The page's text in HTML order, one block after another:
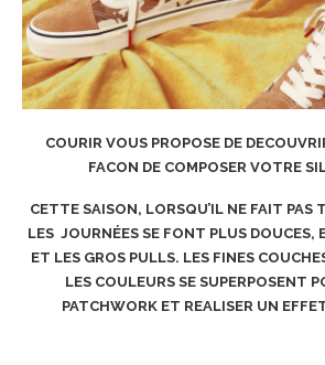
COURIR VOUS PROPOSE DE
FACON DE COMPOSER VOTRE
CETTE SAISON, LORSQU’IL NE FAIT PAS
LES JOURNÉES SE FONT PLUS DOUCES,
ET LES GROS PULLS. LES FINES
LES COULEURS SE SUPERPOSENT
PATCHWORK ET REALISER UN